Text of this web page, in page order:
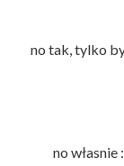
no tak, tylko
no